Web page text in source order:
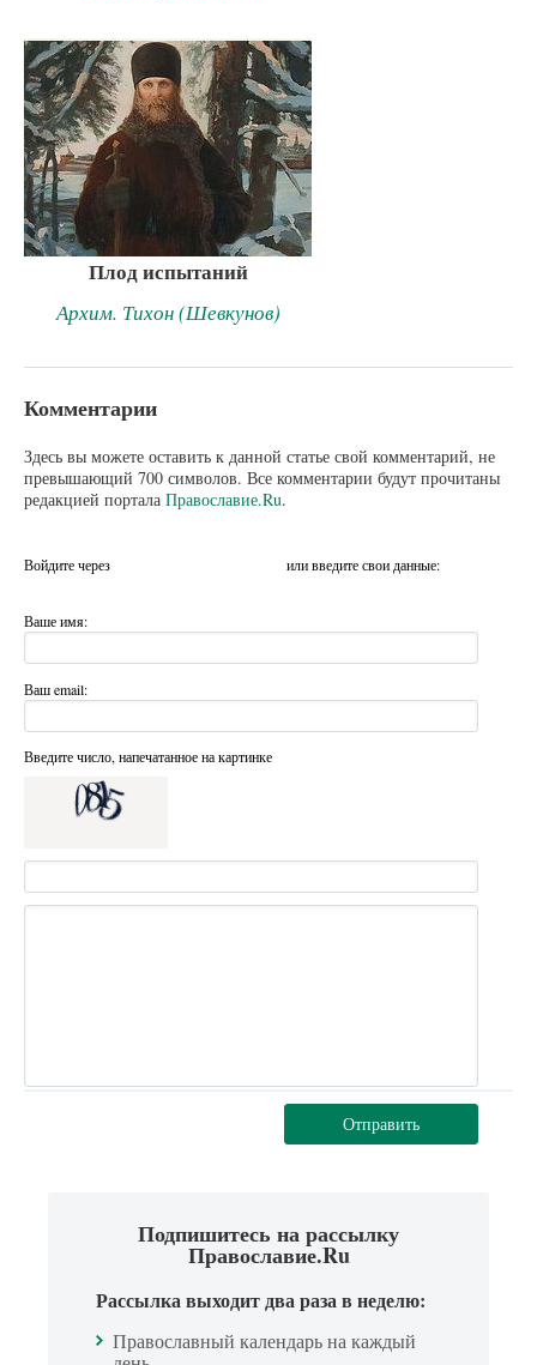
Плод испытаний
Архим. Тихон (Шевкунов)
Комментарии
Здесь вы можете оставить к данной статье свой комментарий, не
превышающий 700 символов. Все комментарии будут прочитаны
редакцией портала Православие.Ru.
Войдите через или введите свои данные:
Ваше имя:
Ваш email:
Введите число, напечатанное на картинке
Отправить
Подпишитесь на рассылку
Православие.Ru
Рассылка выходит два раза в неделю:
Православный календарь на каждый